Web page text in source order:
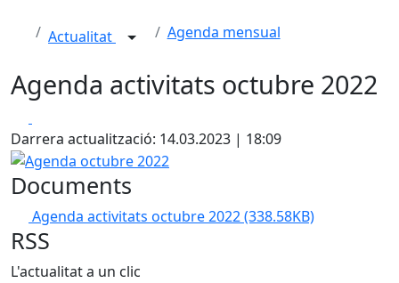
Actualitat Agenda mensual
Agenda activitats octubre 2022
Darrera actualització: 14.03.2023 | 18:09
Agenda octubre 2022
Documents
Agenda activitats octubre 2022(338.58KB)
RSS
L'actualitat a un clic